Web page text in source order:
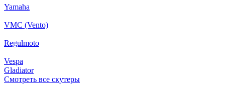
Yamaha
VMC (Vento)
Regulmoto
Vespa
Gladiator
Смотреть все скутеры